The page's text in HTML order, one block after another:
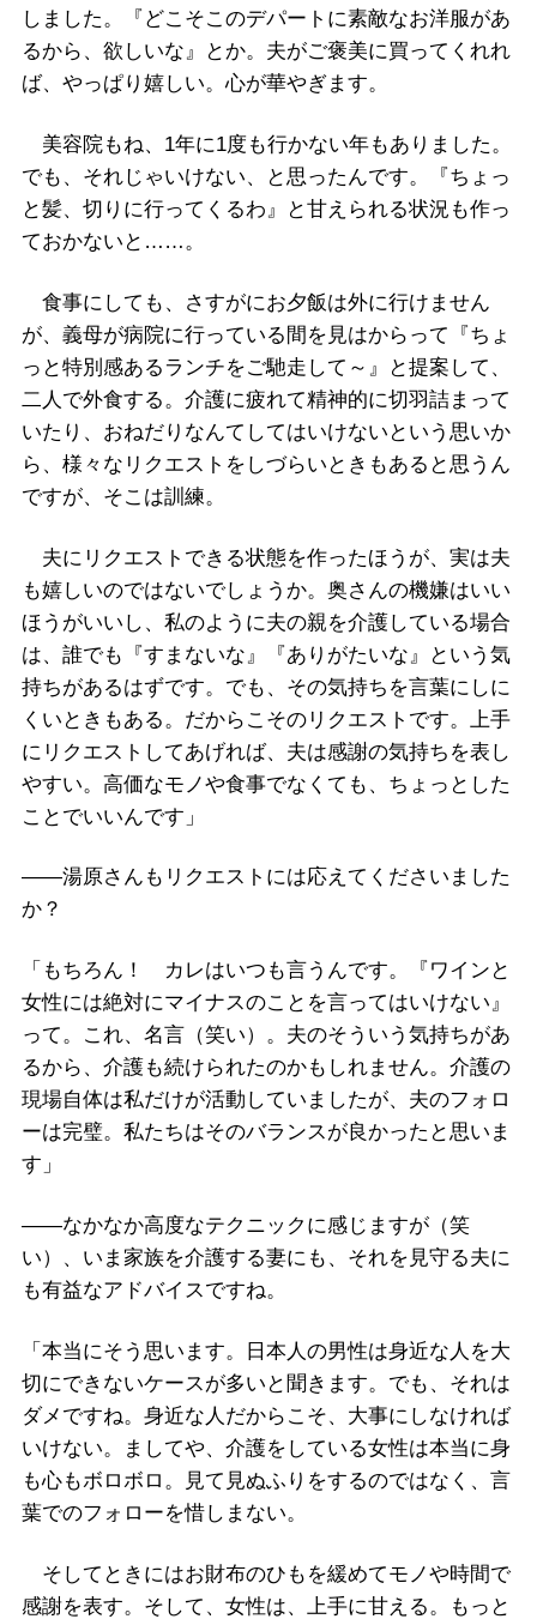
しました。『どこそこのデパートに素敵なお洋服があ
るから、欲しいな』とか。夫がご褒美に買ってくれれ
ば、やっぱり嬉しい。心が華やぎます。
美容院もね、1年に1度も行かない年もありました。
でも、それじゃいけない、と思ったんです。『ちょっ
と髪、切りに行ってくるわ』と甘えられる状況も作っ
ておかないと……。
食事にしても、さすがにお夕飯は外に行けません
が、義母が病院に行っている間を見はからって『ちょ
っと特別感あるランチをご馳走して～』と提案して、
二人で外食する。介護に疲れて精神的に切羽詰まって
いたり、おねだりなんてしてはいけないという思いか
ら、様々なリクエストをしづらいときもあると思うん
ですが、そこは訓練。
夫にリクエストできる状態を作ったほうが、実は夫
も嬉しいのではないでしょうか。奥さんの機嫌はいい
ほうがいいし、私のように夫の親を介護している場合
は、誰でも『すまないな』『ありがたいな』という気
持ちがあるはずです。でも、その気持ちを言葉にしに
くいときもある。だからこそのリクエストです。上手
にリクエストしてあげれば、夫は感謝の気持ちを表し
やすい。高価なモノや食事でなくても、ちょっとした
ことでいいんです」
――湯原さんもリクエストには応えてくださいました
か？
「もちろん！ カレはいつも言うんです。『ワインと
女性には絶対にマイナスのことを言ってはいけない』
って。これ、名言（笑い）。夫のそういう気持ちがあ
るから、介護も続けられたのかもしれません。介護の
現場自体は私だけが活動していましたが、夫のフォロ
ーは完璧。私たちはそのバランスが良かったと思いま
す」
――なかなか高度なテクニックに感じますが（笑
い）、いま家族を介護する妻にも、それを見守る夫に
も有益なアドバイスですね。
「本当にそう思います。日本人の男性は身近な人を大
切にできないケースが多いと聞きます。でも、それは
ダメですね。身近な人だからこそ、大事にしなければ
いけない。ましてや、介護をしている女性は本当に身
も心もボロボロ。見て見ぬふりをするのではなく、言
葉でのフォローを惜しまない。
そしてときにはお財布のひもを緩めてモノや時間で
感謝を表す。そして、女性は、上手に甘える。もっと